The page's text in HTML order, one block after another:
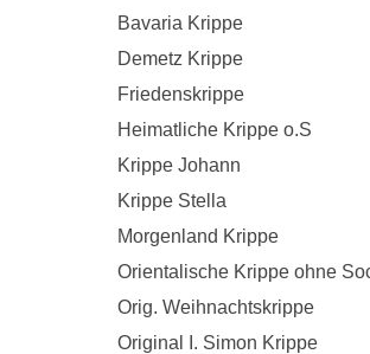
Bavaria Krippe
Demetz Krippe
Friedenskrippe
Heimatliche Krippe o.S
Krippe Johann
Krippe Stella
Morgenland Krippe
Orientalische Krippe ohne
Orig. Weihnachtskrippe
Original I. Simon Krippe